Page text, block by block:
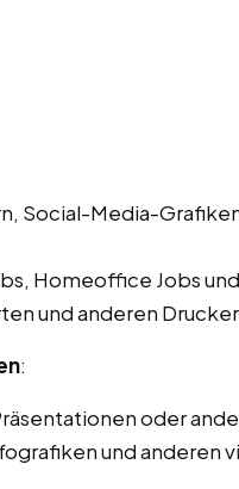
Social-Media-
Homeoffice Jobs
und anderen
:
oder
und anderen